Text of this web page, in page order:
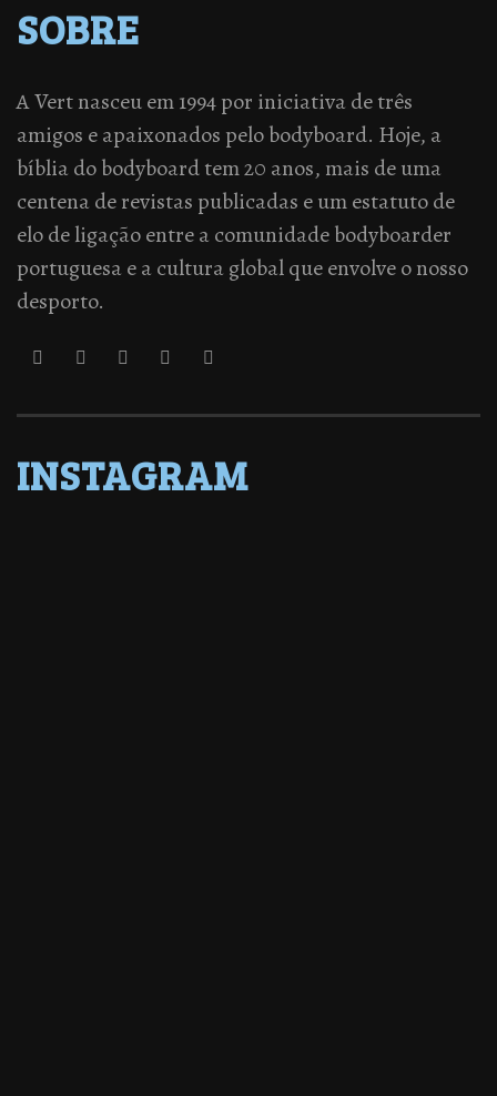
SOBRE
A Vert nasceu em 1994 por iniciativa de três
amigos e apaixonados pelo bodyboard. Hoje, a
bíblia do bodyboard tem 20 anos, mais de uma
centena de revistas publicadas e um estatuto de
elo de ligação entre a comunidade bodyboarder
portuguesa e a cultura global que envolve o nosso
desporto.
INSTAGRAM